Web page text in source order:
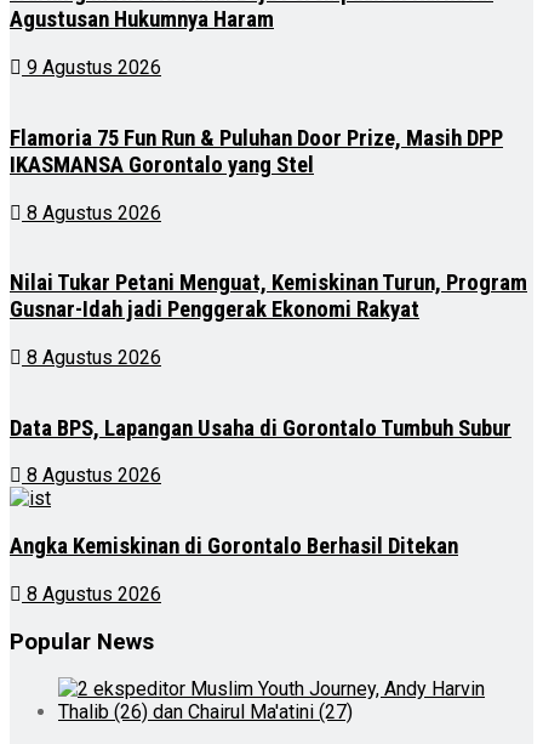
Agustusan Hukumnya Haram
9 Agustus 2026
Flamoria 75 Fun Run & Puluhan Door Prize, Masih DPP
IKASMANSA Gorontalo yang Stel
8 Agustus 2026
Nilai Tukar Petani Menguat, Kemiskinan Turun, Program
Gusnar-Idah jadi Penggerak Ekonomi Rakyat
8 Agustus 2026
Data BPS, Lapangan Usaha di Gorontalo Tumbuh Subur
8 Agustus 2026
Angka Kemiskinan di Gorontalo Berhasil Ditekan
8 Agustus 2026
Popular News